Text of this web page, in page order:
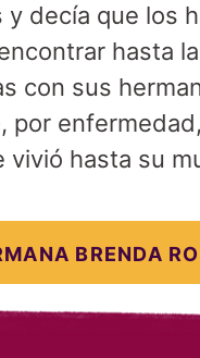
decía que los
hasta
con sus
por
vivió hasta su
BRENDA